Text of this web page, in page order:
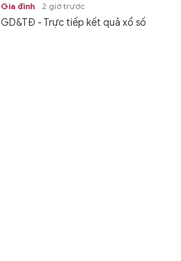
Gia đình 2 giờ trước
GD&TĐ - Trực tiếp kết quả xổ số